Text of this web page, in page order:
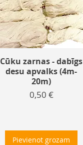
Cūku zarnas - dabīgs
desu apvalks (4m-
20m)
Cena
0,50 €
Pievienot grozam